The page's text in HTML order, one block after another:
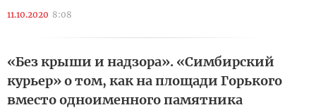
11.10.2020 8:08
«Без крыши и надзора». «Симбирский
курьер» о том, как на площади Горького
вместо одноименного памятника